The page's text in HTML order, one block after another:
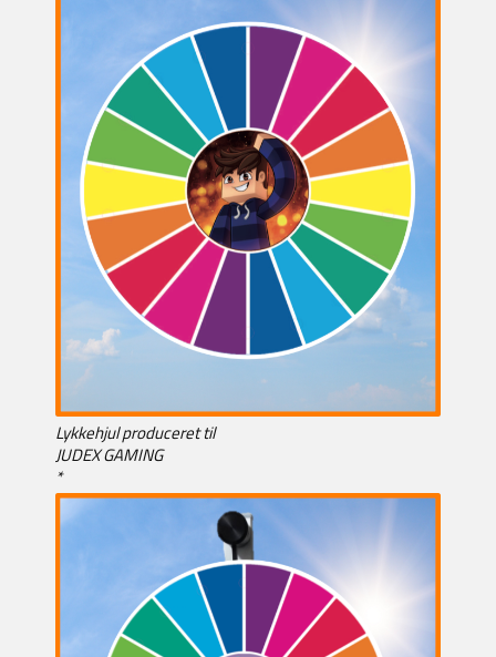
Lykkehjul produceret til
JUDEX GAMING
*